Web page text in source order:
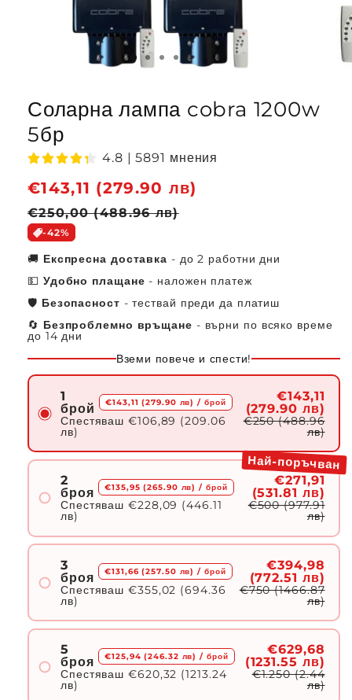
Соларна лампа cobra 1200w
5бр
4.8 | 5891 мнения
Обичайна
цена
€143,11 (279.90 лв)
€250,00 (488.96 лв)
-42%
🚚 Експресна доставка - до 2 работни дни
💵 Удобно плащане - наложен платеж
🛡️ Безопасност - тествай преди да платиш
🔄 Безпроблемно връщане - върни по всяко време
до 14 дни
Вземи повече и спести!
1
брой
€143,11 (279.90 лв) / брой
Спестяваш€106,89 (209.06
лв)
€143,11
(279.90 лв)
€250 (488.96
лв)
Най-поръчван
2
броя
€135,95 (265.90 лв) / брой
Спестяваш€228,09 (446.11
лв)
€271,91
(531.81 лв)
€500 (977.91
лв)
3
броя
€131,66 (257.50 лв) / брой
Спестяваш€355,02 (694.36
лв)
€394,98
(772.51 лв)
€750 (1466.87
лв)
5
броя
€125,94 (246.32 лв) / брой
Спестяваш€620,32 (1213.24
лв)
€629,68
(1231.55 лв)
€1.250 (2.44
лв)